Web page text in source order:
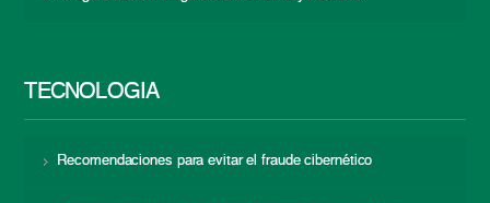
TECNOLOGÍA
Recomendaciones para evitar el fraude cibernético